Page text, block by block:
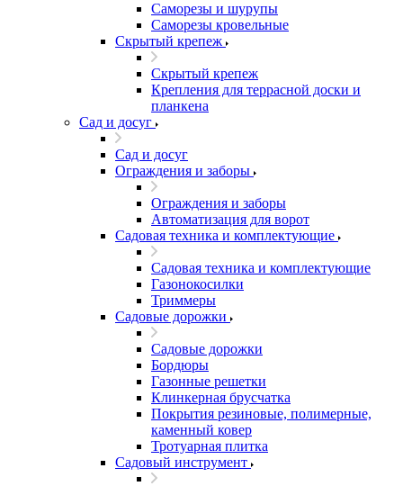
Саморезы и шурупы
Саморезы кровельные
Скрытый крепеж
Скрытый крепеж
Крепления для террасной доски и
планкена
Сад и досуг
Сад и досуг
Ограждения и заборы
Ограждения и заборы
Автоматизация для ворот
Садовая техника и комплектующие
Садовая техника и комплектующие
Газонокосилки
Триммеры
Садовые дорожки
Садовые дорожки
Бордюры
Газонные решетки
Клинкерная брусчатка
Покрытия резиновые, полимерные,
каменный ковер
Тротуарная плитка
Садовый инструмент